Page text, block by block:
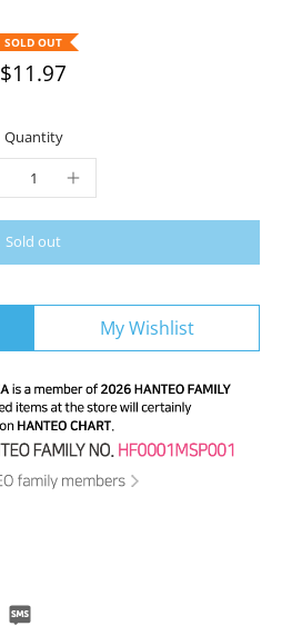
SOLD OUT
$11.97
Quantity
Sold out
My Wishlist